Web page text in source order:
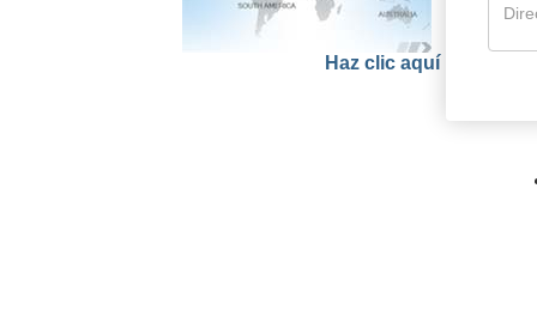
Haz clic aquí